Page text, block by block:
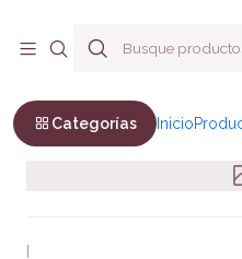
Categorías Inicio
|